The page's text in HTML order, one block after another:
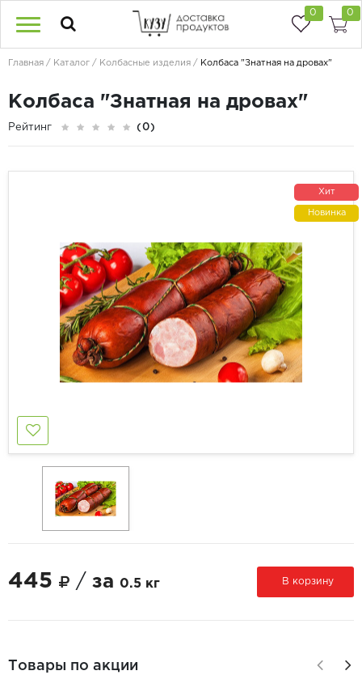
0 0
Главная Каталог Колбасные изделия Колбаса "Знатная на дровах"
Колбаса "Знатная на дровах"
Рейтинг (0)
Хит
Новинка
445 / за 0.5 кг В корзину
Товары по акции